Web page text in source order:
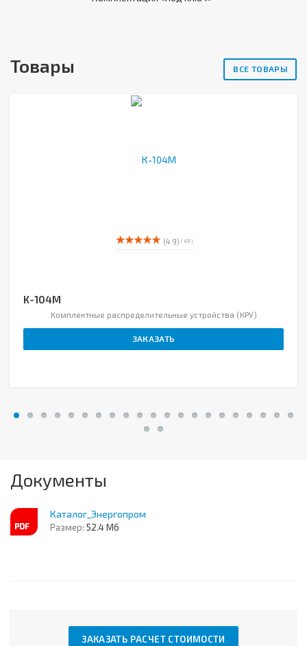
Товары ВСЕ ТОВАРЫ
(4.9) ( 49 )
К-104М
Комплектные распределительные устройства (КРУ)
ЗАКАЗАТЬ
Документы
Каталог_Энергопром
Размер: 52.4 Мб
ЗАКАЗАТЬ РАСЧЕТ СТОИМОСТИ